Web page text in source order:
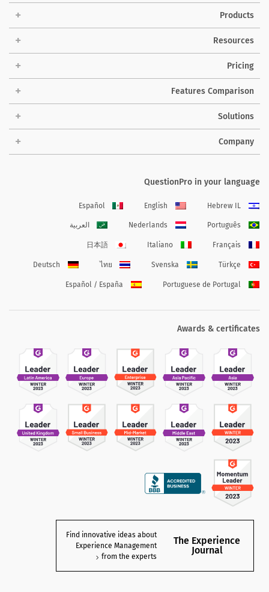
Products
Resources
Pricing
Features Comparison
Solutions
Company
QuestionPro in your language
Hebrew IL
English
Español
Português
Nederlands العربية
Français
Italiano
日本語
Türkçe
Svenska
ไทย
Deutsch
Portuguese de Portugal
Español / España
Awards & certificates
The Experience
Journal
Find innovative ideas about
Experience Management
from the experts